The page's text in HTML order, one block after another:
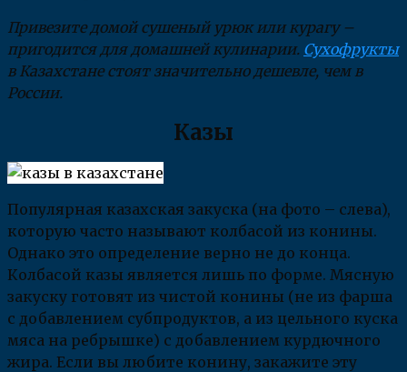
Привезите домой сушеный урюк или курагу –
пригодится для домашней кулинарии. Сухофрукты
в Казахстане стоят значительно дешевле, чем в
России.
Казы
Популярная казахская закуска (на фото – слева),
которую часто называют колбасой из конины.
Однако это определение верно не до конца.
Колбасой казы является лишь по форме. Мясную
закуску готовят из чистой конины (не из фарша
с добавлением субпродуктов, а из цельного куска
мяса на ребрышке) с добавлением курдючного
жира. Если вы любите конину, закажите эту